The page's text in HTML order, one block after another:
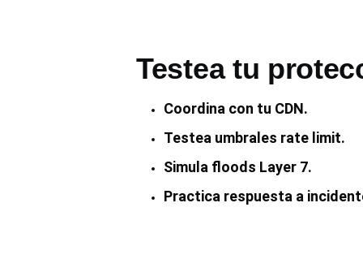
Testea tu
Coordina con tu CDN.
Testea umbrales rate limit.
Simula floods Layer 7.
Practica respuesta a